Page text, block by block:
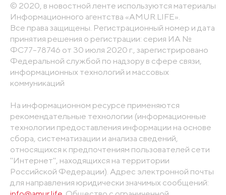
© 2020, в новостной ленте используются материалы
Информационного агентства «AMUR.LIFE».
Все права защищены. Регистрационный номер и дата
принятия решения о регистрации: серия ИА №
ФС77-78746 от 30 июля 2020 г., зарегистрировано
Федеральной службой по надзору в сфере связи,
информационных технологий и массовых
коммуникаций
На информационном ресурсе применяются
рекомендательные технологии (информационные
технологии предоставления информации на основе
сбора, систематизации и анализа сведений,
относящихся к предпочтениям пользователей сети
"Интернет", находящихся на территории
Российской Федерации). Адрес электронной почты
для направления юридически значимых сообщений: